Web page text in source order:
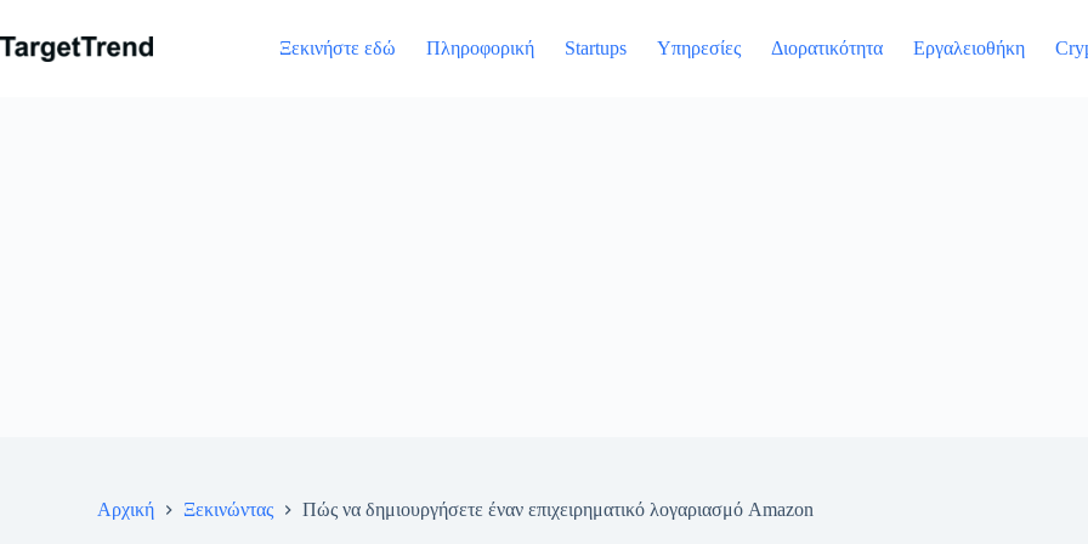
περιεχόμενο
Ξεκινήστε εδώ Πληροφορική Startups Υπηρεσίες Διορατικότητα Εργαλειοθήκη
Αρχική Ξεκινώντας Πώς να δημιουργήσετε έναν επιχειρηματικό λογαριασμό Amazon